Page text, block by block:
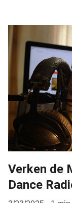
Verken de
Dance